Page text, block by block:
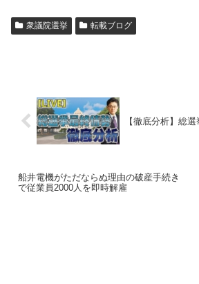
衆議院選挙 転載ブログ
【徹底分析】総
船井電機がただならぬ理由の破産手続き
で従業員2000人を即時解雇